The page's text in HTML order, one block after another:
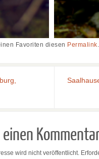
Favoriten diesen Permalink.
wird nicht veröffentlicht.